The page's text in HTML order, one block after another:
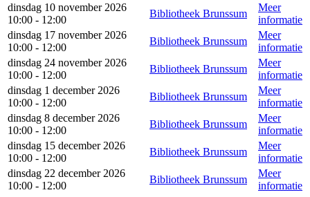
dinsdag 10 november 2026
10:00 - 12:00
Bibliotheek Brunssum
Meer
informatie
dinsdag 17 november 2026
10:00 - 12:00
Bibliotheek Brunssum
Meer
informatie
dinsdag 24 november 2026
10:00 - 12:00
Bibliotheek Brunssum
Meer
informatie
dinsdag 1 december 2026
10:00 - 12:00
Bibliotheek Brunssum
Meer
informatie
dinsdag 8 december 2026
10:00 - 12:00
Bibliotheek Brunssum
Meer
informatie
dinsdag 15 december 2026
10:00 - 12:00
Bibliotheek Brunssum
Meer
informatie
dinsdag 22 december 2026
10:00 - 12:00
Bibliotheek Brunssum
Meer
informatie